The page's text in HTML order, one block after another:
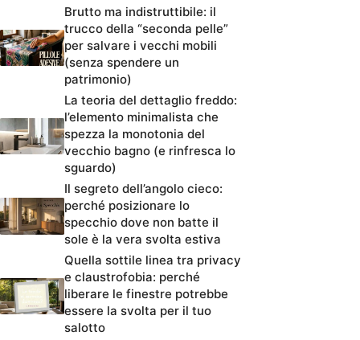
Brutto ma indistruttibile: il
trucco della “seconda pelle”
per salvare i vecchi mobili
(senza spendere un
patrimonio)
La teoria del dettaglio freddo:
l’elemento minimalista che
spezza la monotonia del
vecchio bagno (e rinfresca lo
sguardo)
Il segreto dell’angolo cieco:
perché posizionare lo
specchio dove non batte il
sole è la vera svolta estiva
Quella sottile linea tra privacy
e claustrofobia: perché
liberare le finestre potrebbe
essere la svolta per il tuo
salotto